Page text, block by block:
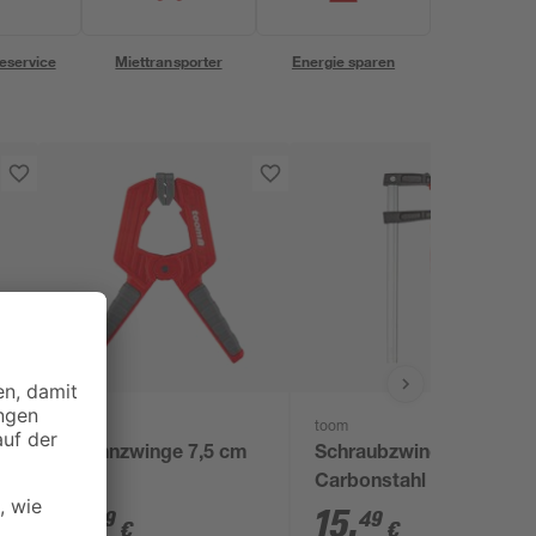
Miettransporter Energie sparen
Spannzwinge 7,5 cm
29 €
toom
Schraubzwinge
Carbonstahl 2-K-Griff
30 cm
15,49 €